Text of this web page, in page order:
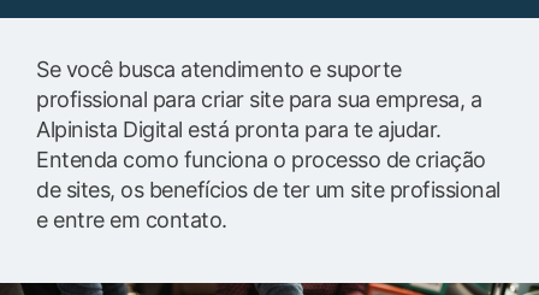
Se você busca atendimento e suporte
profissional para criar site para sua empresa, a
Alpinista Digital está pronta para te ajudar.
Entenda como funciona o processo de criação
de sites, os benefícios de ter um site profissional
e entre em contato.